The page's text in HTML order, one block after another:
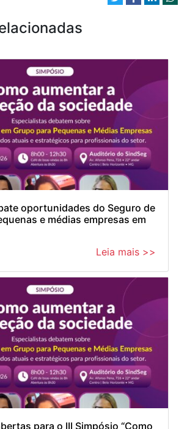
oportunidades do Seguro de
e médias empresas em
Leia mais >>
para o III Simpósio “Como